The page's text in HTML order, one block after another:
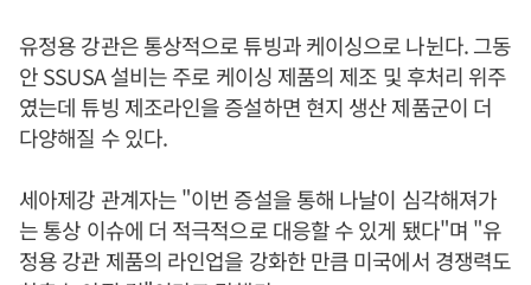
유정용 강관은 통상적으로 튜빙과 케이싱으로 나뉜다. 그동
안 SSUSA 설비는 주로 케이싱 제품의 제조 및 후처리 위주
였는데 튜빙 제조라인을 증설하면 현지 생산 제품군이 더
다양해질 수 있다.
세아제강 관계자는 "이번 증설을 통해 나날이 심각해져가
는 통상 이슈에 더 적극적으로 대응할 수 있게 됐다"며 "유
정용 강관 제품의 라인업을 강화한 만큼 미국에서 경쟁력도